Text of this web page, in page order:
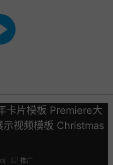
卡片模板 Premiere大
示视频模板 Christmas
推广